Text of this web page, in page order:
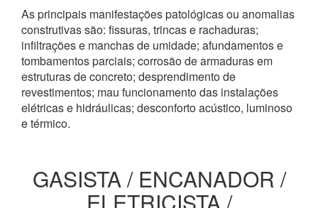
As principais manifestações patológicas ou anomalias
construtivas são: fissuras, trincas e rachaduras;
infiltrações e manchas de umidade; afundamentos e
tombamentos parciais; corrosão de armaduras em
estruturas de concreto; desprendimento de
revestimentos; mau funcionamento das instalações
elétricas e hidráulicas; desconforto acústico, luminoso
e térmico.
GASISTA / ENCANADOR /
ELETRICISTA /